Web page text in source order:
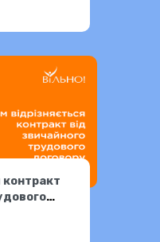
контракт